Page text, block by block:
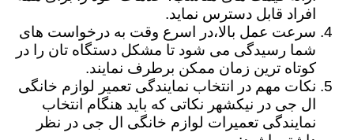
افراد قابل دسترس نماید.
سرعت عمل بالا،در اسرع وقت به درخواست های
شما رسیدگی می شود تا مشکل دستگاه تان را در
کوتاه ترین زمان ممکن برطرف نمایند.
نکات مهم در انتخاب نمایندگی تعمیر لوازم خانگی
ال جی در نیکشهر نکاتی که باید هنگام انتخاب
نمایندگی تعمیرات لوازم خانگی ال جی در نظر